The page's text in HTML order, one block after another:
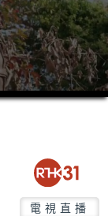
電視直播